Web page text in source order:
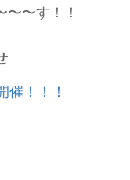
〜す！！
！！！